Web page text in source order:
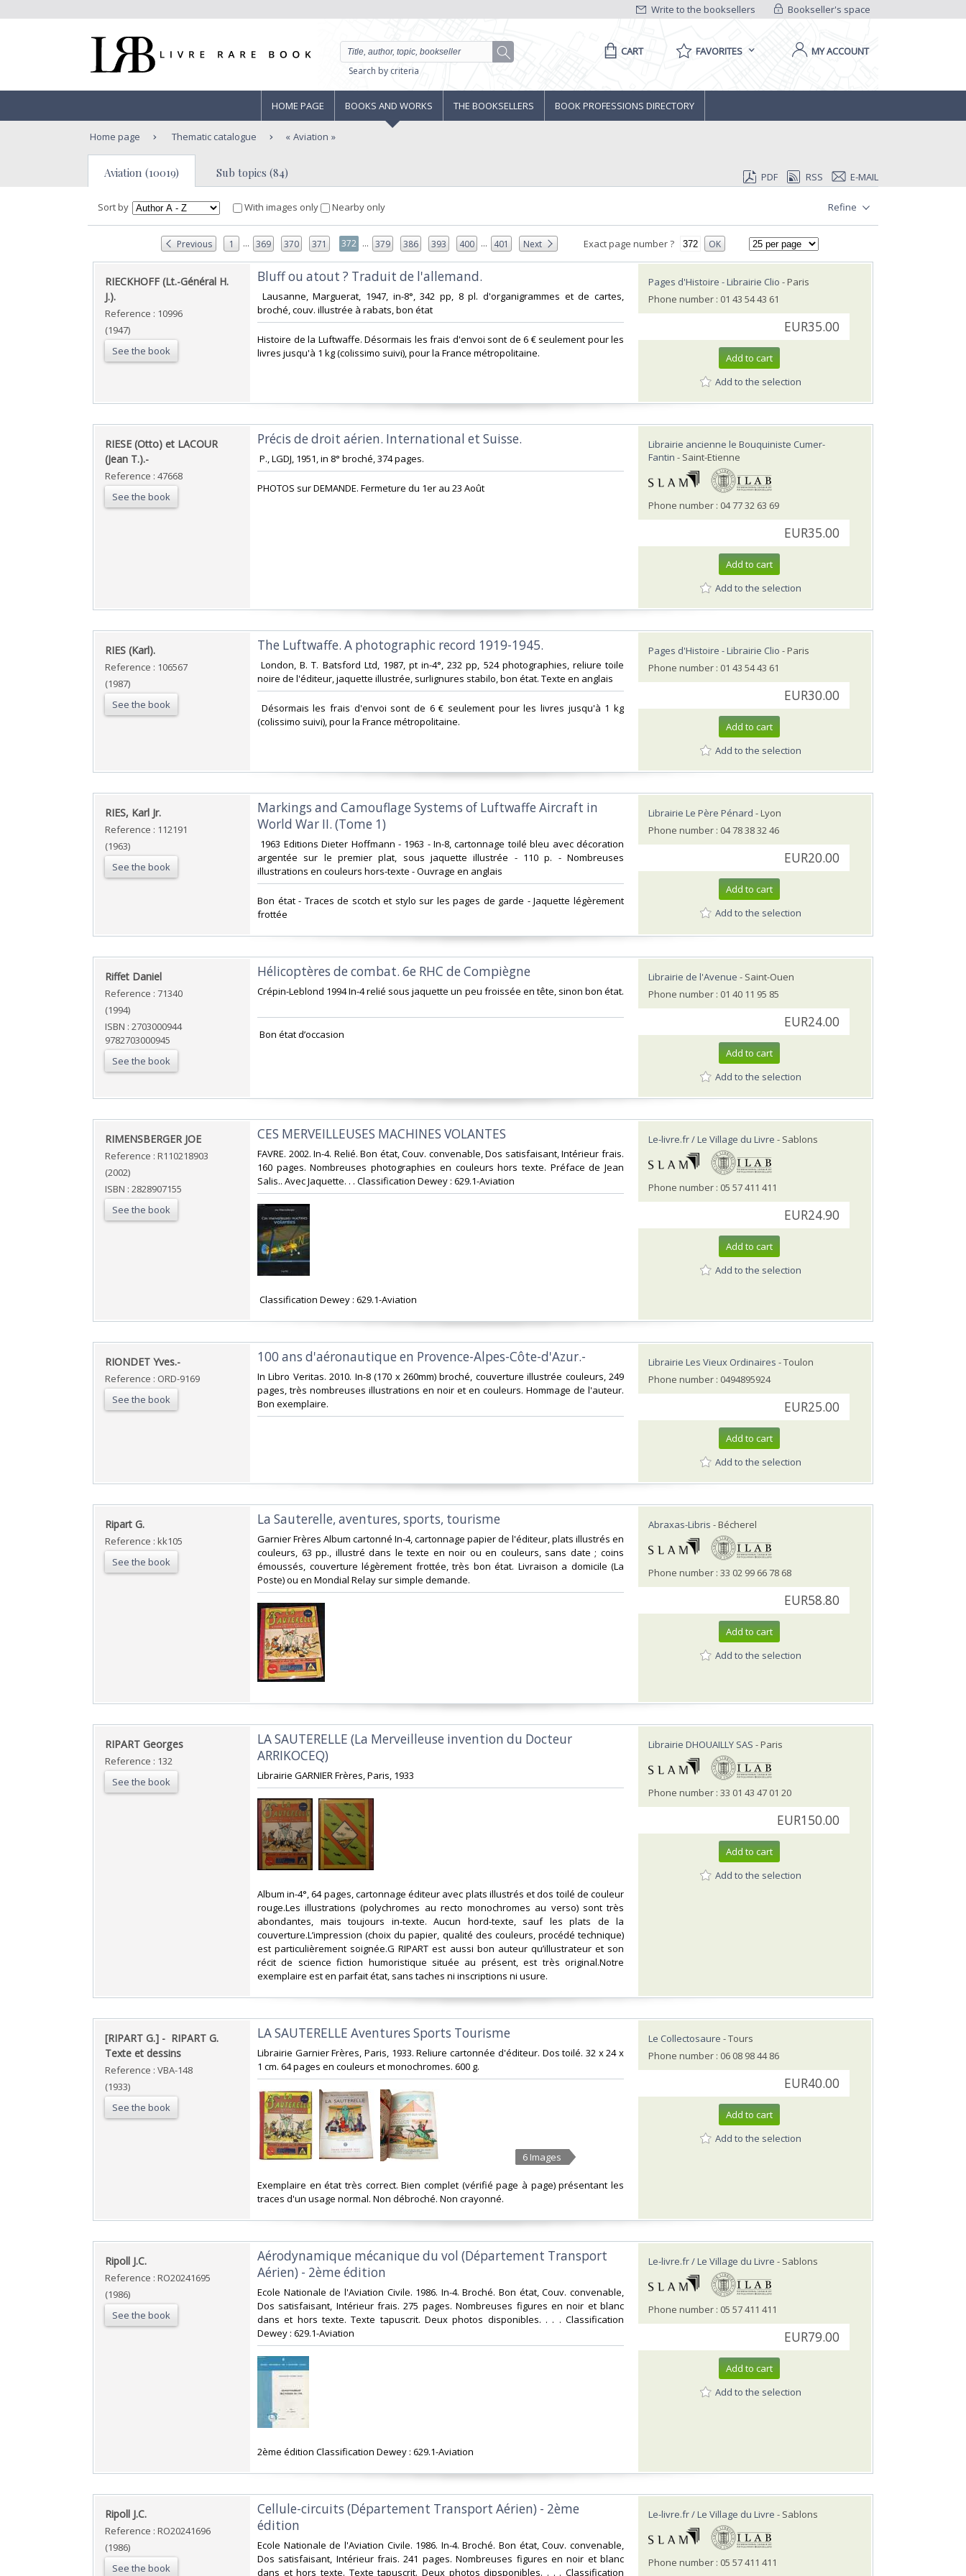
Bookseller's space
Write to the booksellers
Search by criteria
CART FAVORITES MY ACCOUNT
HOME PAGE BOOKS AND WORKS THE BOOKSELLERS BOOK PROFESSIONS DIRECTORY
Home page Thematic catalogue Aviation
Aviation (10019) Sub topics (84) PDF RSS E-MAIL
Sort by With images only Nearby only Refine
Previous 1 ... 369 370 371 372 ... 379 386 393 400 ... 401 Next Exact page number ? OK
‎RIECKHOFF (Lt.-Général H.
J.).‎
Reference : 10996
(1947)
See the book
‎Bluff ou atout ? Traduit de l'allemand.‎
‎ Lausanne, Marguerat, 1947, in-8°, 342 pp, 8 pl. d'organigrammes et de cartes,
broché, couv. illustrée à rabats, bon état‎
‎Histoire de la Luftwaffe. Désormais les frais d'envoi sont de 6 € seulement pour les
livres jusqu'à 1 kg (colissimo suivi), pour la France métropolitaine.‎
Pages d'Histoire - Librairie Clio - Paris
Phone number : 01 43 54 43 61
EUR35.00
Add to cart
Add to the selection
‎RIESE (Otto) et LACOUR
(Jean T.).-‎
Reference : 47668
See the book
‎Précis de droit aérien. International et Suisse.‎
‎ P., LGDJ, 1951, in 8° broché, 374 pages. ‎
‎PHOTOS sur DEMANDE. Fermeture du 1er au 23 Août‎
Librairie ancienne le Bouquiniste Cumer-
Fantin - Saint-Etienne
Phone number : 04 77 32 63 69
EUR35.00
Add to cart
Add to the selection
‎RIES (Karl).‎
Reference : 106567
(1987)
See the book
‎The Luftwaffe. A photographic record 1919-1945.‎
‎ London, B. T. Batsford Ltd, 1987, pt in-4°, 232 pp, 524 photographies, reliure toile
noire de l'éditeur, jaquette illustrée, surlignures stabilo, bon état. Texte en anglais‎
‎ Désormais les frais d'envoi sont de 6 € seulement pour les livres jusqu'à 1 kg
(colissimo suivi), pour la France métropolitaine.‎
Pages d'Histoire - Librairie Clio - Paris
Phone number : 01 43 54 43 61
EUR30.00
Add to cart
Add to the selection
‎RIES, Karl Jr.‎
Reference : 112191
(1963)
See the book
‎Markings and Camouflage Systems of Luftwaffe Aircraft in
World War II. (Tome 1)‎
‎ 1963 Editions Dieter Hoffmann - 1963 - In-8, cartonnage toilé bleu avec décoration
argentée sur le premier plat, sous jaquette illustrée - 110 p. - Nombreuses
illustrations en couleurs hors-texte - Ouvrage en anglais‎
‎Bon état - Traces de scotch et stylo sur les pages de garde - Jaquette légèrement
frottée ‎
Librairie Le Père Pénard - Lyon
Phone number : 04 78 38 32 46
EUR20.00
Add to cart
Add to the selection
‎Riffet Daniel‎
Reference : 71340
(1994)
ISBN : 2703000944
9782703000945
See the book
‎Hélicoptères de combat. 6e RHC de Compiègne‎
‎Crépin-Leblond 1994 In-4 relié sous jaquette un peu froissée en tête, sinon bon état.
‎ Bon état d’occasion ‎
Librairie de l'Avenue - Saint-Ouen
Phone number : 01 40 11 95 85
EUR24.00
Add to cart
Add to the selection
‎RIMENSBERGER JOE‎
Reference : R110218903
(2002)
ISBN : 2828907155
See the book
‎CES MERVEILLEUSES MACHINES VOLANTES‎
‎FAVRE. 2002. In-4. Relié. Bon état, Couv. convenable, Dos satisfaisant, Intérieur frais.
160 pages. Nombreuses photographies en couleurs hors texte. Préface de Jean
Salis.. Avec Jaquette. . . Classification Dewey : 629.1-Aviation‎
‎ Classification Dewey : 629.1-Aviation‎
Le-livre.fr / Le Village du Livre - Sablons
Phone number : 05 57 411 411
EUR24.90
Add to cart
Add to the selection
‎RIONDET Yves.-‎
Reference : ORD-9169
See the book
‎100 ans d'aéronautique en Provence-Alpes-Côte-d'Azur.-‎
‎In Libro Veritas. 2010. In-8 (170 x 260mm) broché, couverture illustrée couleurs, 249
pages, très nombreuses illustrations en noir et en couleurs. Hommage de l'auteur.
Bon exemplaire.‎
Librairie Les Vieux Ordinaires - Toulon
Phone number : 0494895924
EUR25.00
Add to cart
Add to the selection
‎Ripart G.‎
Reference : kk105
See the book
‎La Sauterelle, aventures, sports, tourisme‎
‎Garnier Frères Album cartonné In-4, cartonnage papier de l'éditeur, plats illustrés en
couleurs, 63 pp., illustré dans le texte en noir ou en couleurs, sans date ; coins
émoussés, couverture légèrement frottée, très bon état. Livraison a domicile (La
Poste) ou en Mondial Relay sur simple demande.‎
Abraxas-Libris - Bécherel
Phone number : 33 02 99 66 78 68
EUR58.80
Add to cart
Add to the selection
‎RIPART Georges‎
Reference : 132
See the book
‎LA SAUTERELLE (La Merveilleuse invention du Docteur
ARRIKOCEQ)‎
‎Librairie GARNIER Frères, Paris, 1933‎
‎Album in-4°, 64 pages, cartonnage éditeur avec plats illustrés et dos toilé de couleur
rouge.Les illustrations (polychromes au recto monochromes au verso) sont très
abondantes, mais toujours in-texte. Aucun hord-texte, sauf les plats de la
couverture.L’impression (choix du papier, qualité des couleurs, procédé technique)
est particulièrement soignée.G RIPART est aussi bon auteur qu’illustrateur et son
récit de science fiction humoristique située au présent, est très original.Notre
exemplaire est en parfait état, sans taches ni inscriptions ni usure.‎
Librairie DHOUAILLY SAS - Paris
Phone number : 33 01 43 47 01 20
EUR150.00
Add to cart
Add to the selection
‎[RIPART G.] - ‎ ‎RIPART G.
Texte et dessins‎
Reference : VBA-148
(1933)
See the book
‎LA SAUTERELLE Aventures Sports Tourisme‎
‎Librairie Garnier Frères, Paris, 1933. Reliure cartonnée d'éditeur. Dos toilé. 32 x 24 x
1 cm. 64 pages en couleurs et monochromes. 600 g.‎
6 Images
‎Exemplaire en état très correct. Bien complet (vérifié page à page) présentant les
traces d'un usage normal. Non débroché. Non crayonné. ‎
Le Collectosaure - Tours
Phone number : 06 08 98 44 86
EUR40.00
Add to cart
Add to the selection
‎Ripoll J.C.‎
Reference : RO20241695
(1986)
See the book
‎Aérodynamique mécanique du vol (Département Transport
Aérien) - 2ème édition‎
‎Ecole Nationale de l'Aviation Civile. 1986. In-4. Broché. Bon état, Couv. convenable,
Dos satisfaisant, Intérieur frais. 275 pages. Nombreuses figures en noir et blanc
dans et hors texte. Texte tapuscrit. Deux photos disponibles. . . . Classification
Dewey : 629.1-Aviation‎
‎2ème édition Classification Dewey : 629.1-Aviation‎
Le-livre.fr / Le Village du Livre - Sablons
Phone number : 05 57 411 411
EUR79.00
Add to cart
Add to the selection
‎Ripoll J.C.‎
Reference : RO20241696
(1986)
See the book
‎Cellule-circuits (Département Transport Aérien) - 2ème
édition‎
‎Ecole Nationale de l'Aviation Civile. 1986. In-4. Broché. Bon état, Couv. convenable,
Dos satisfaisant, Intérieur frais. 241 pages. Nombreuses figures en noir et blanc
dans et hors texte. Texte tapuscrit. Deux photos dipsponibles. . . . Classification
Le-livre.fr / Le Village du Livre - Sablons
Phone number : 05 57 411 411